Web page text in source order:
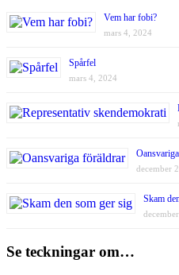
Vem har fobi?
mars 4, 2024
Spårfel
mars 4, 2024
december
Skam
Se teckningar om…